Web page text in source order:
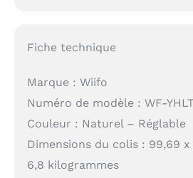
Fiche technique
Marque : Wiifo
Numéro de modèle : WF-
Couleur : Naturel – Réglable
Dimensions du colis : 99,69 x
6,8 kilogrammes